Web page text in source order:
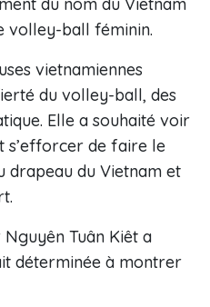
volley-ball féminin.
vietnamiennes
du volley-ball, des
Elle a souhaité voir
s’efforcer de faire le
drapeau du Vietnam et
Tuân Kiêt a
déterminée à montrer